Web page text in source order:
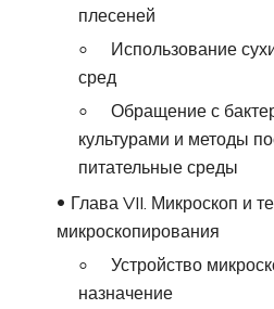
плесеней
Использование
сред
Обращение с
культурами и методы
питательные среды
Глава VII. Микроскоп и
микроскопирования
Устройство
назначение